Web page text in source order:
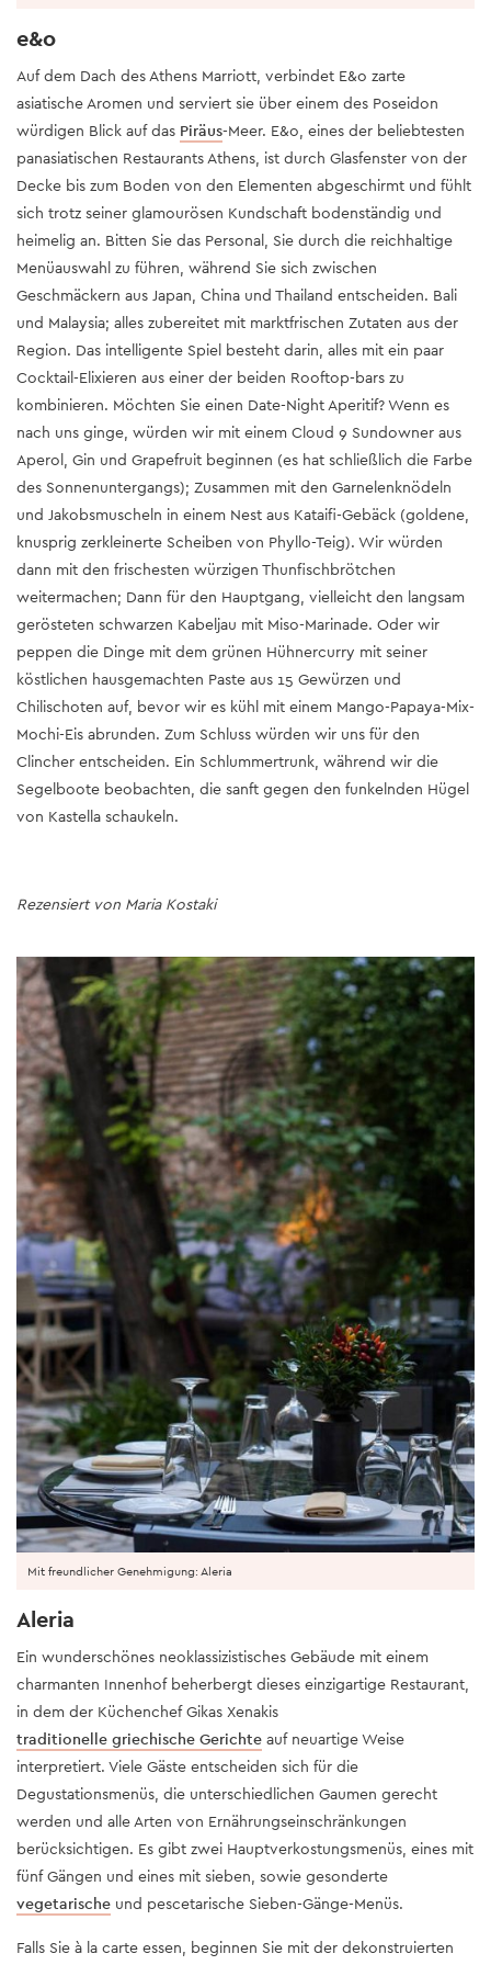
e&o
Auf dem Dach des Athens Marriott, verbindet E&o zarte
asiatische Aromen und serviert sie über einem des Poseidon
würdigen Blick auf das Piräus-Meer. E&o, eines der beliebtesten
panasiatischen Restaurants Athens, ist durch Glasfenster von der
Decke bis zum Boden von den Elementen abgeschirmt und fühlt
sich trotz seiner glamourösen Kundschaft bodenständig und
heimelig an. Bitten Sie das Personal, Sie durch die reichhaltige
Menüauswahl zu führen, während Sie sich zwischen
Geschmäckern aus Japan, China und Thailand entscheiden. Bali
und Malaysia; alles zubereitet mit marktfrischen Zutaten aus der
Region. Das intelligente Spiel besteht darin, alles mit ein paar
Cocktail-Elixieren aus einer der beiden Rooftop-bars zu
kombinieren. Möchten Sie einen Date-Night Aperitif? Wenn es
nach uns ginge, würden wir mit einem Cloud 9 Sundowner aus
Aperol, Gin und Grapefruit beginnen (es hat schließlich die Farbe
des Sonnenuntergangs); Zusammen mit den Garnelenknödeln
und Jakobsmuscheln in einem Nest aus Kataifi-Gebäck (goldene,
knusprig zerkleinerte Scheiben von Phyllo-Teig). Wir würden
dann mit den frischesten würzigen Thunfischbrötchen
weitermachen; Dann für den Hauptgang, vielleicht den langsam
gerösteten schwarzen Kabeljau mit Miso-Marinade. Oder wir
peppen die Dinge mit dem grünen Hühnercurry mit seiner
köstlichen hausgemachten Paste aus 15 Gewürzen und
Chilischoten auf, bevor wir es kühl mit einem Mango-Papaya-Mix-
Mochi-Eis abrunden. Zum Schluss würden wir uns für den
Clincher entscheiden. Ein Schlummertrunk, während wir die
Segelboote beobachten, die sanft gegen den funkelnden Hügel
von Kastella schaukeln.
Rezensiert von Maria Kostaki
Mit freundlicher Genehmigung: Aleria
Aleria
Ein wunderschönes neoklassizistisches Gebäude mit einem
charmanten Innenhof beherbergt dieses einzigartige Restaurant,
in dem der Küchenchef Gikas Xenakis
traditionelle griechische Gerichte auf neuartige Weise
interpretiert. Viele Gäste entscheiden sich für die
Degustationsmenüs, die unterschiedlichen Gaumen gerecht
werden und alle Arten von Ernährungseinschränkungen
berücksichtigen. Es gibt zwei Hauptverkostungsmenüs, eines mit
fünf Gängen und eines mit sieben, sowie gesonderte
vegetarische und pescetarische Sieben-Gänge-Menüs.
Falls Sie à la carte essen, beginnen Sie mit der dekonstruierten